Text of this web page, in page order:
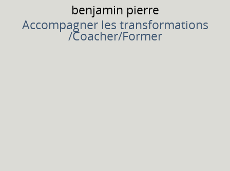
benjamin pierre
Accompagner les transformations
/Coacher/Former